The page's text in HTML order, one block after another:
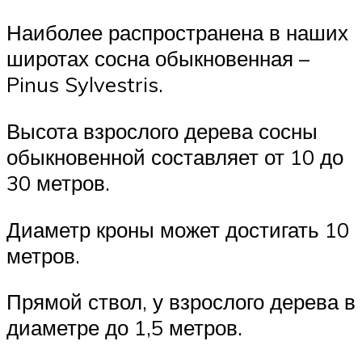
Наиболее распространена в наших
широтах сосна обыкновенная –
Pinus Sylvestris.
Высота взрослого дерева сосны
обыкновенной составляет от 10 до
30 метров.
Диаметр кроны может достигать 10
метров.
Прямой ствол, у взрослого дерева в
диаметре до 1,5 метров.